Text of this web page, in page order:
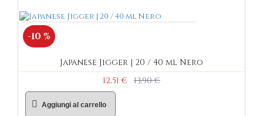
-10 %
Japanese Jigger | 20 / 40 ml Nero
12,51 €
13,90 €
Aggiungi al carrello